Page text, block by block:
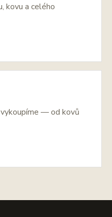
kovu a celého
— od kovů